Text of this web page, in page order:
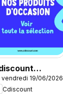
vendredi 19/06/2026
Cdiscount